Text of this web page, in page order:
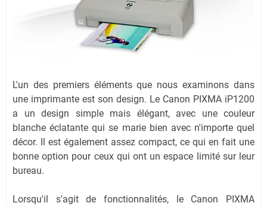
L'un des premiers éléments que nous examinons dans
une imprimante est son design. Le Canon PIXMA iP1200
a un design simple mais élégant, avec une couleur
blanche éclatante qui se marie bien avec n'importe quel
décor. Il est également assez compact, ce qui en fait une
bonne option pour ceux qui ont un espace limité sur leur
bureau.
Lorsqu'il s'agit de fonctionnalités, le Canon PIXMA